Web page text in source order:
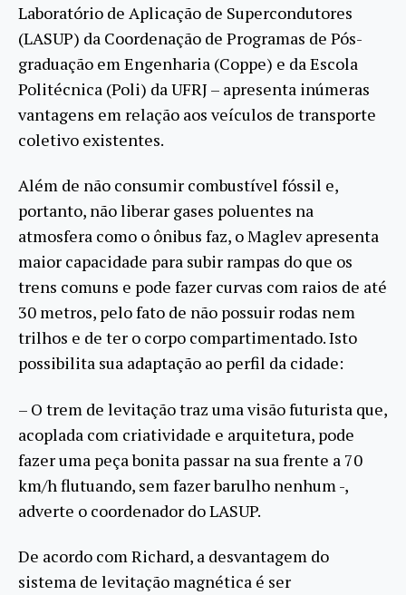
Laboratório de Aplicação de Supercondutores
(LASUP) da Coordenação de Programas de Pós-
graduação em Engenharia (Coppe) e da Escola
Politécnica (Poli) da UFRJ – apresenta inúmeras
vantagens em relação aos veículos de transporte
coletivo existentes.
Além de não consumir combustível fóssil e,
portanto, não liberar gases poluentes na
atmosfera como o ônibus faz, o Maglev apresenta
maior capacidade para subir rampas do que os
trens comuns e pode fazer curvas com raios de até
30 metros, pelo fato de não possuir rodas nem
trilhos e de ter o corpo compartimentado. Isto
possibilita sua adaptação ao perfil da cidade:
– O trem de levitação traz uma visão futurista que,
acoplada com criatividade e arquitetura, pode
fazer uma peça bonita passar na sua frente a 70
km/h flutuando, sem fazer barulho nenhum -,
adverte o coordenador do LASUP.
De acordo com Richard, a desvantagem do
sistema de levitação magnética é ser